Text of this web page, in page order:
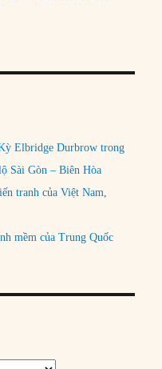
Elbridge Durbrow trong
Sài Gòn – Biên Hòa
tranh của Việt Nam,
mềm của Trung Quốc